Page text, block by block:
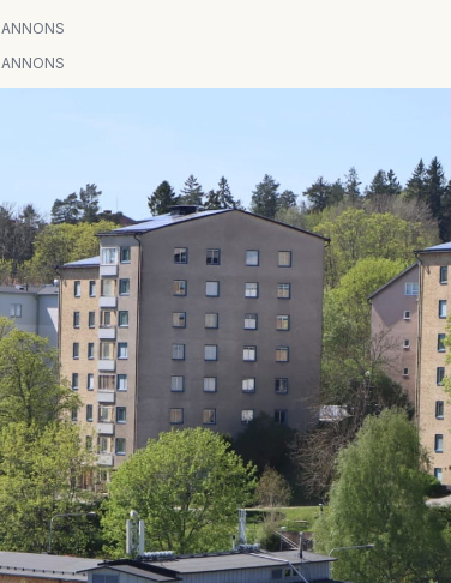
ANNONS
ANNONS